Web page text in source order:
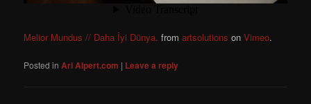
Melior Mundus // Daha İyi Dünya. fromartsolutions onVimeo.
Posted in Ari Alpert.com | Leave a reply